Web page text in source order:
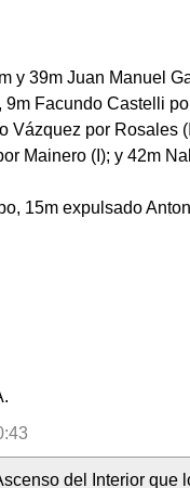
y 39m Juan Manuel
Facundo Castelli
Vázquez por Rosales
Mainero (I); y 42m
15m expulsado
del Interior que